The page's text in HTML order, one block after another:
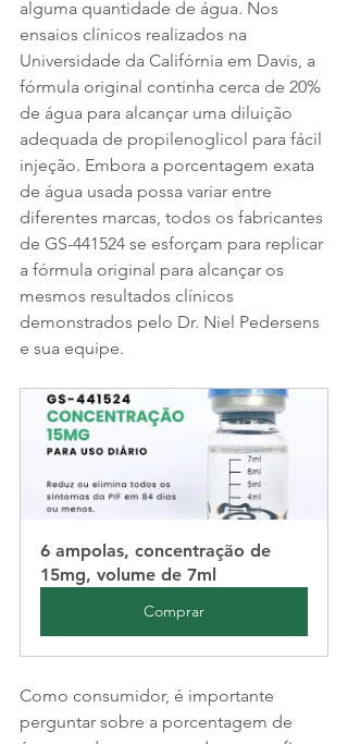
alguma quantidade de água. Nos
ensaios clínicos realizados na
Universidade da Califórnia em Davis, a
fórmula original continha cerca de 20%
de água para alcançar uma diluição
adequada de propilenoglicol para fácil
injeção. Embora a porcentagem exata
de água usada possa variar entre
diferentes marcas, todos os fabricantes
de GS-441524 se esforçam para replicar
a fórmula original para alcançar os
mesmos resultados clínicos
demonstrados pelo Dr. Niel Pedersens
e sua equipe.
6 ampolas, concentração de
15mg, volume de 7ml
Comprar
Como consumidor, é importante
perguntar sobre a porcentagem de